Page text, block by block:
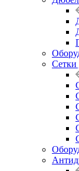
Сетки